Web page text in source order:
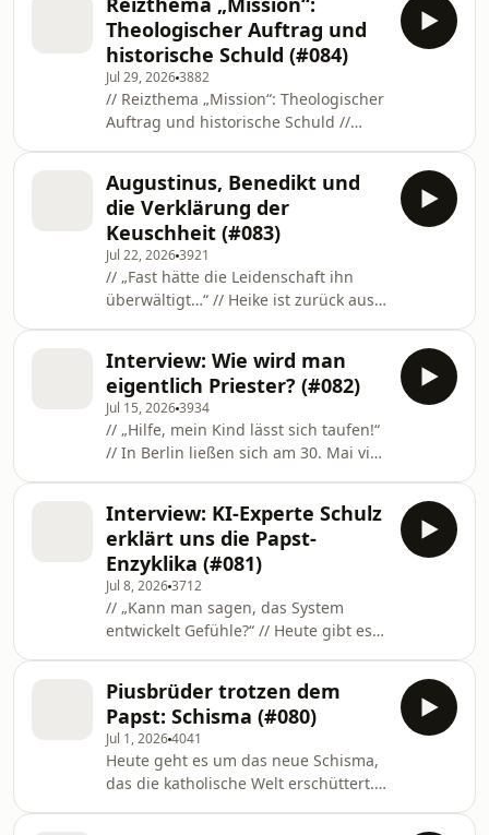
als Vater eines Adoptivsohnes eine
dezidierte Meinung, die Heike nicht
unbedingt teilt. Umso spannender ist
ihre Debatte um dieses Thema, das in
Deutschland scheinbar nur noch
konservative Katholiken aufregt. Aber
natürlich geht es heute auch um
Neues aus
Theologischer Auftrag und
historische Schuld (#084)
Jul 29, 20263882
// Reizthema „Mission“: Theologischer
Auftrag und historische Schuld //
Bei „Vatikangeflüster“ gab es dazu die
bisher gegensätzlichsten
Hörerreaktionen. Viele Menschen
finden, jeder möge glauben, was er
wolle, aber bitte im Verborgenen,
denn die katholische Kirche habe im
Namen der Mission nun einmal die
schlimmsten Verbrechen
Augustinus, Benedikt und
die Verklärung der
Keuschheit (#083)
Jul 22, 20263921
// „Fast hätte die Leidenschaft ihn
überwältigt…“ // Heike ist zurück aus
Augustinerbruder Leo XIV.
überraschte die Benediktinermönche
in der Abtei Monte Cassino mit einem
Besuch. MONTE CASSINO! Dazu fällt
Andreas dermaßen so viel ein, dass er
kaum zu bremsen ist. Private
Erinnerungen an deutsche
Kriegsverbrecher im Gefängnis seiner
Heimatst
Interview: Wie wird man
eigentlich Priester? (#082)
Jul 15, 20263934
// „Hilfe, mein Kind lässt sich taufen!“
// In Berlin ließen sich am 30. Mai vier
Männern so freudig gefeiert, von
Medien begleitet und live gestreamt
wurde, zeigt, wie außergewöhnlich
ein solches Ereignis angesichts des
dramatischen Priestermangels in
Europa inzwischen geworden ist. Im
Jahr 1962 wurden in den 27
deutschen Bistümern
Interview: KI-Experte Schulz
erklärt uns die Papst-
Enzyklika (#081)
Jul 8, 20263712
// „Kann man sagen, das System
entwickelt Gefühle?“ // Heute gibt es
fühlt sich ganz verlassen. Aber
einsam ist er nicht : Wir haben einen
Top-Gast in der Sendung. Der
Forschungsdirektor des Alexander
von Humboldt Instituts für Internet
und Gesellschaft (HIIG) und KI-
Piusbrüder trotzen dem
Papst: Schisma (#080)
Jul 1, 20264041
Heute geht es um das neue Schisma,
das die katholische Welt erschüttert.